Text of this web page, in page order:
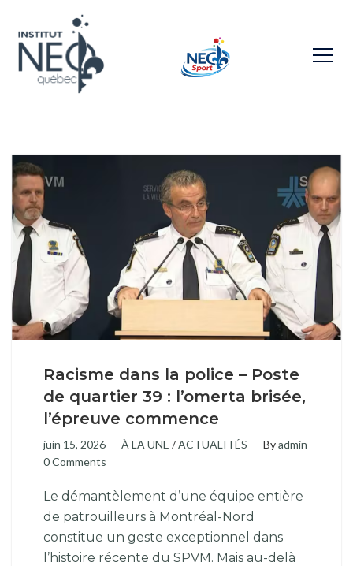
Racisme dans la police – Poste
de quartier 39 : l’omerta brisée,
l’épreuve commence
juin 15, 2026 À LA UNE /ACTUALITÉS Byadmin
0 Comments
Le démantèlement d’une équipe entière
de patrouilleurs à Montréal-Nord
constitue un geste exceptionnel dans
l’histoire récente du SPVM. Mais au-delà